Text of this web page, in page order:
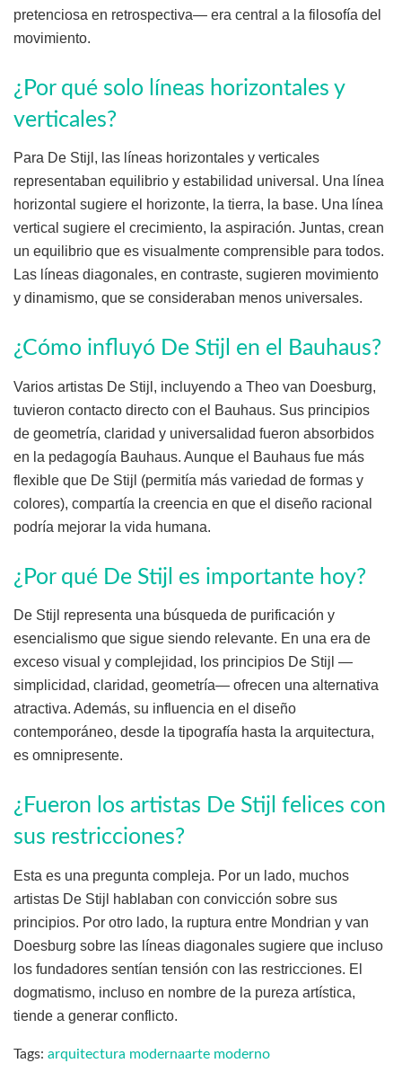
pretenciosa en retrospectiva— era central a la filosofía del
movimiento.
¿Por qué solo líneas horizontales y
verticales?
Para De Stijl, las líneas horizontales y verticales
representaban equilibrio y estabilidad universal. Una línea
horizontal sugiere el horizonte, la tierra, la base. Una línea
vertical sugiere el crecimiento, la aspiración. Juntas, crean
un equilibrio que es visualmente comprensible para todos.
Las líneas diagonales, en contraste, sugieren movimiento
y dinamismo, que se consideraban menos universales.
¿Cómo influyó De Stijl en el Bauhaus?
Varios artistas De Stijl, incluyendo a Theo van Doesburg,
tuvieron contacto directo con el Bauhaus. Sus principios
de geometría, claridad y universalidad fueron absorbidos
en la pedagogía Bauhaus. Aunque el Bauhaus fue más
flexible que De Stijl (permitía más variedad de formas y
colores), compartía la creencia en que el diseño racional
podría mejorar la vida humana.
¿Por qué De Stijl es importante hoy?
De Stijl representa una búsqueda de purificación y
esencialismo que sigue siendo relevante. En una era de
exceso visual y complejidad, los principios De Stijl —
simplicidad, claridad, geometría— ofrecen una alternativa
atractiva. Además, su influencia en el diseño
contemporáneo, desde la tipografía hasta la arquitectura,
es omnipresente.
¿Fueron los artistas De Stijl felices con
sus restricciones?
Esta es una pregunta compleja. Por un lado, muchos
artistas De Stijl hablaban con convicción sobre sus
principios. Por otro lado, la ruptura entre Mondrian y van
Doesburg sobre las líneas diagonales sugiere que incluso
los fundadores sentían tensión con las restricciones. El
dogmatismo, incluso en nombre de la pureza artística,
tiende a generar conflicto.
Tags: arquitectura modernaarte moderno